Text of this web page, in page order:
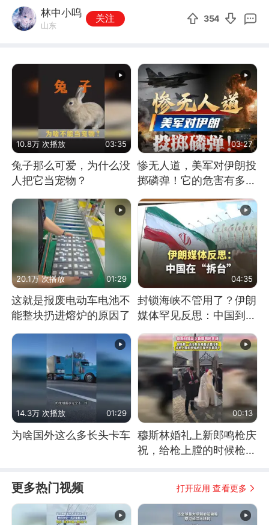
林中小呜
山东
关注 354
10.8万 次播放 03:35
兔子那么可爱，为什么没
人把它当宠物？
03:27
惨无人道，美军对伊朗投
掷磷弹！它的危害有多
大？
20.1万 次播放 01:29
这就是报废电动车电池不
能整块扔进熔炉的原因了
04:35
封锁海峡不管用了？伊朗
媒体罕见反思：中国到底
14.3万 次播放 01:29
为啥国外这么多长头卡车
00:13
穆斯林婚礼上新郎鸣枪庆
祝，给枪上膛的时候枪口
更多热门视频 打开应用 查看更多